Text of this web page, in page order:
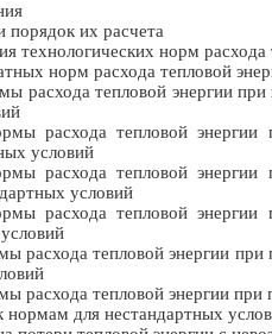
порядок их расчета
технологических норм расхода
норм расхода тепловой
расхода тепловой энергии
расхода тепловой
условий
расхода тепловой
условий
расхода тепловой
расхода тепловой энергии
расхода тепловой энергии при
для нестандартных